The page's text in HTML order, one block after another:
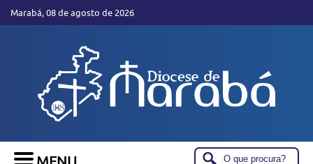
Marabá, 08 de agosto de 2026